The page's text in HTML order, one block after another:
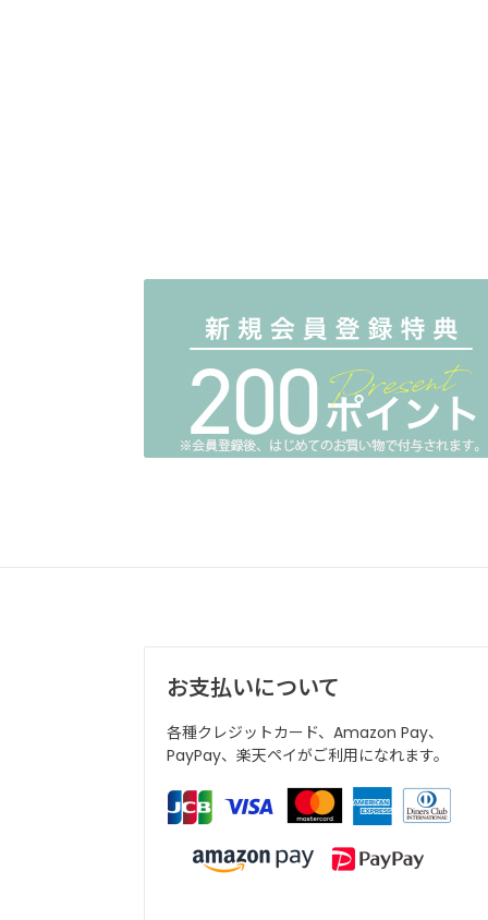
お支払いについて
各種クレジットカード、Amazon Pay、
PayPay、楽天ペイがご利用になれます。